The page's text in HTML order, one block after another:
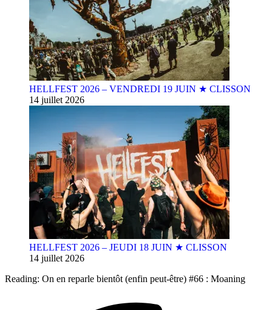
HELLFEST 2026 – VENDREDI 19 JUIN ★ CLISSON
14 juillet 2026
HELLFEST 2026 – JEUDI 18 JUIN ★ CLISSON
14 juillet 2026
Reading: On en reparle bientôt (enfin peut-être) #66 : Moaning